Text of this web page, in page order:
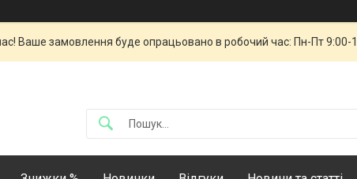
Ваше замовлення буде опрацьовано в робочий час: Пн-Пт 9:00-